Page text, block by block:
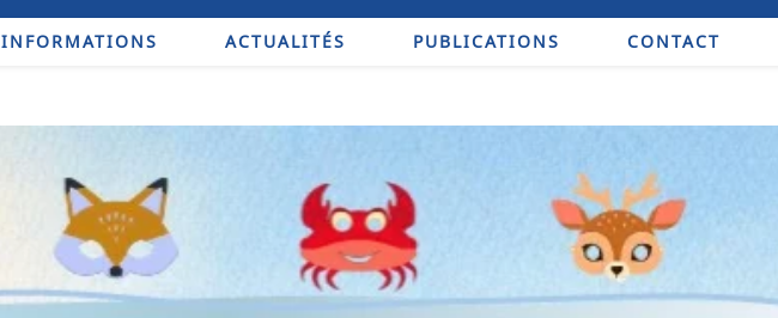
INFORMATIONS ACTUALITÉS PUBLICATIONS CONTACT